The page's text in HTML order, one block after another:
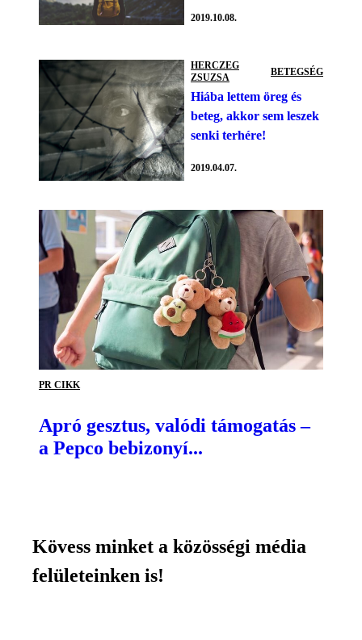
2019.10.08.
HERCZEG
ZSUZSA
BETEGSÉG
Hiába lettem öreg és
beteg, akkor sem leszek
senki terhére!
2019.04.07.
PR CIKK
Apró gesztus, valódi támogatás –
a Pepco bebizonyí...
Kövess minket a közösségi média
felületeinken is!